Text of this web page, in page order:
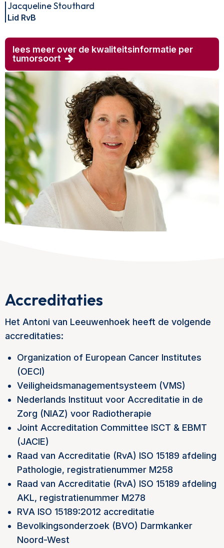
Jacqueline Stouthard
Lid RvB
lees meer over de kwaliteitsinformatie per
tumorsoort
Accreditaties
Het Antoni van Leeuwenhoek heeft de volgende
accreditaties:
Organization of European Cancer Institutes
(OECI)
Veiligheidsmanagementsysteem (VMS)
Nederlands Instituut voor Accreditatie in de
Zorg (NIAZ) voor Radiotherapie
Joint Accreditation Committee ISCT & EBMT
(JACIE)
Raad van Accreditatie (RvA) ISO 15189 afdeling
Pathologie, registratienummer M258
Raad van Accreditatie (RvA) ISO 15189 afdeling
AKL, registratienummer M278
RVA ISO 15189:2012 accreditatie
Bevolkingsonderzoek (BVO) Darmkanker
Noord-West